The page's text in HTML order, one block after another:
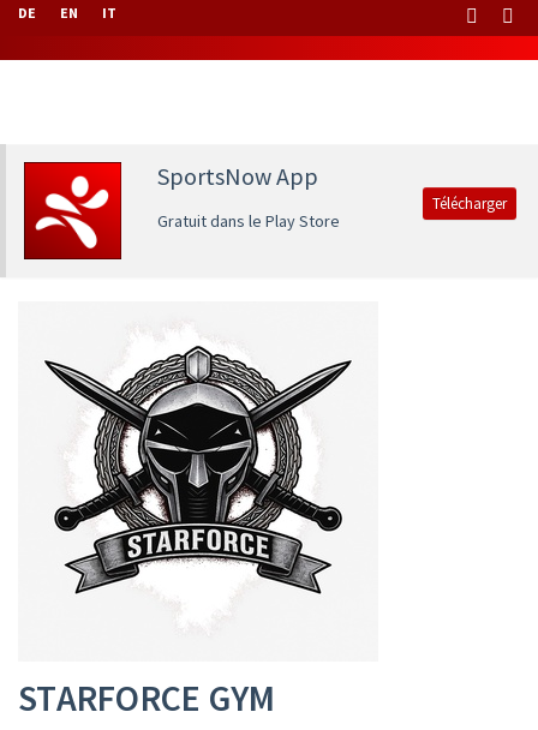
DE EN IT
SportsNow App
Gratuit dans le Play Store
Télécharger
STARFORCE GYM